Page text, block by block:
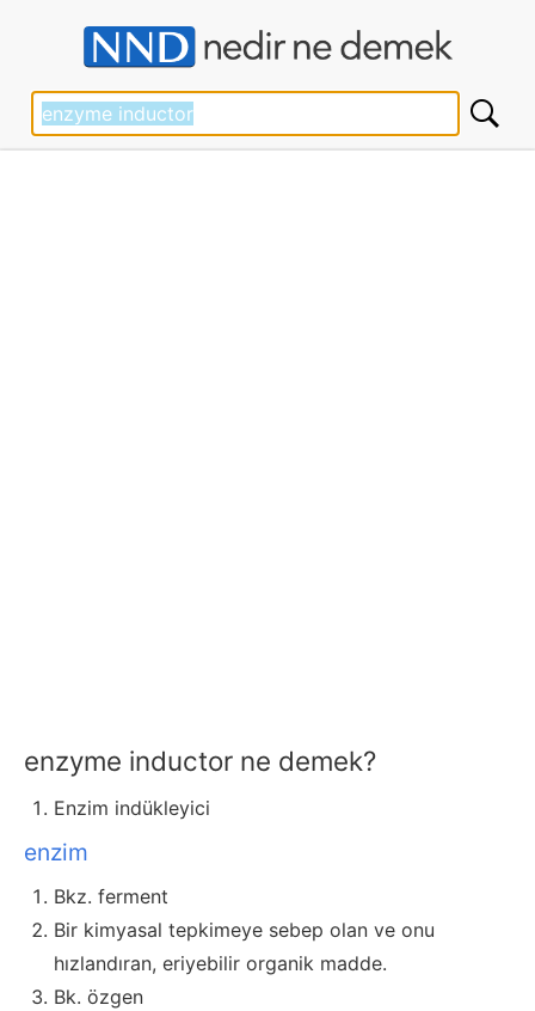
enzyme inductor ne demek?
Enzim indükleyici
enzim
Bkz. ferment
Bir kimyasal tepkimeye sebep olan ve onu
hızlandıran, eriyebilir organik madde.
Bk. özgen